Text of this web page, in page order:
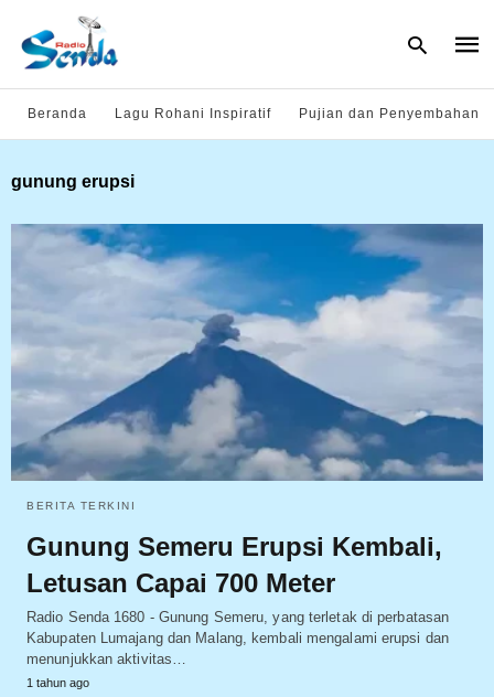
and
Beranda Lagu Rohani Inspiratif Pujian dan Penyembahan
gunung erupsi
BERITA TERKINI
Gunung Semeru Erupsi Kembali,
Letusan Capai 700 Meter
Radio Senda 1680 - Gunung Semeru, yang terletak di perbatasan
Kabupaten Lumajang dan Malang, kembali mengalami erupsi dan
menunjukkan aktivitas…
1 tahun ago